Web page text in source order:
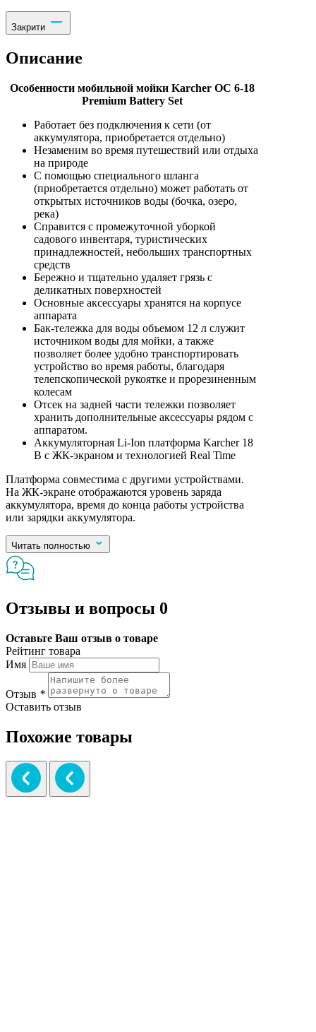
Закрити
Описание
Особенности мобильной мойки Karcher OC 6-18
Premium Battery Set
Работает без подключения к сети (от
аккумулятора, приобретается отдельно)
Незаменим во время путешествий или отдыха
на природе
С помощью специального шланга
(приобретается отдельно) может работать от
открытых источников воды (бочка, озеро,
река)
Справится с промежуточной уборкой
садового инвентаря, туристических
принадлежностей, небольших транспортных
средств
Бережно и тщательно удаляет грязь с
деликатных поверхностей
Основные аксессуары хранятся на корпусе
аппарата
Бак-тележка для воды объемом 12 л служит
источником воды для мойки, а также
позволяет более удобно транспортировать
устройство во время работы, благодаря
телепскопической рукоятке и прорезиненным
колесам
Отсек на задней части тележки позволяет
хранить дополнительные аксессуары рядом с
аппаратом.
Аккумуляторная Li-Ion платформа Karcher 18
В с ЖК-экраном и технологией Real Time
Платформа совместима с другими устройствами.
На ЖК-экране отображаются уровень заряда
аккумулятора, время до конца работы устройства
или зарядки аккумулятора.
Читать полностью
Отзывы и вопросы 0
Оставьте Ваш отзыв о товаре
Рейтинг товара
Имя
Отзыв *
Оставить отзыв
Похожие товары